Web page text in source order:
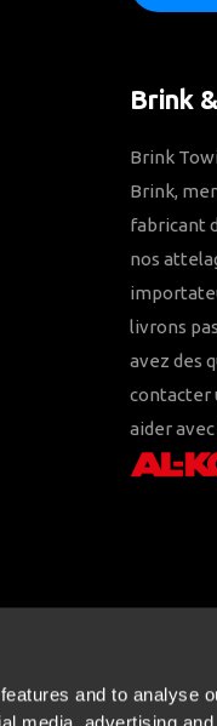
and to analyse
Brink
Brink
Brink,
fabricant
nos
livrons
avez des
contacter
aider